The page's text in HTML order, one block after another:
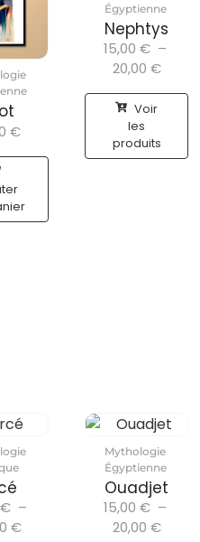
€
Égyptienne
Nephtys
15,00 € –
20,00 €
Voir
les
produits
€ –
€
Mythologie
Égyptienne
Ouadjet
15,00 € –
20,00 €